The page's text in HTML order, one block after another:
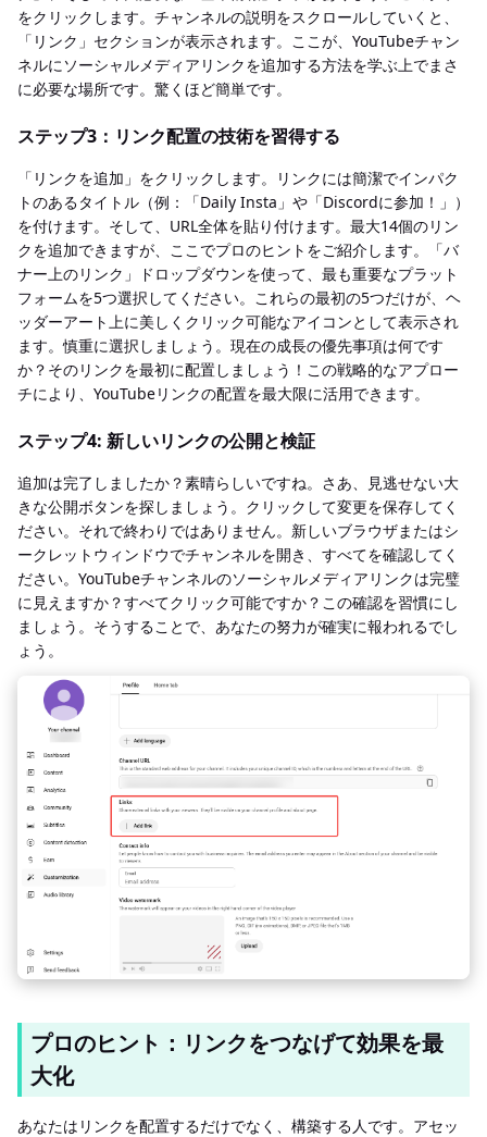
をクリックします。チャンネルの説明をスクロールしていくと、
「リンク」セクションが表示されます。ここが、YouTubeチャン
ネルにソーシャルメディアリンクを追加する方法を学ぶ上でまさ
に必要な場所です。驚くほど簡単です。
ステップ3：リンク配置の技術を習得する
「リンクを追加」をクリックします。リンクには簡潔でインパク
トのあるタイトル（例：「Daily Insta」や「Discordに参加！」）
を付けます。そして、URL全体を貼り付けます。最大14個のリン
クを追加できますが、ここでプロのヒントをご紹介します。「バ
ナー上のリンク」ドロップダウンを使って、最も重要なプラット
フォームを5つ選択してください。これらの最初の5つだけが、ヘ
ッダーアート上に美しくクリック可能なアイコンとして表示され
ます。慎重に選択しましょう。現在の成長の優先事項は何です
か？そのリンクを最初に配置しましょう！この戦略的なアプロー
チにより、YouTubeリンクの配置を最大限に活用できます。
ステップ4: 新しいリンクの公開と検証
追加は完了しましたか？素晴らしいですね。さあ、見逃せない大
きな公開ボタンを探しましょう。クリックして変更を保存してく
ださい。それで終わりではありません。新しいブラウザまたはシ
ークレットウィンドウでチャンネルを開き、すべてを確認してく
ださい。YouTubeチャンネルのソーシャルメディアリンクは完璧
に見えますか？すべてクリック可能ですか？この確認を習慣にし
ましょう。そうすることで、あなたの努力が確実に報われるでし
ょう。
プロのヒント：リンクをつなげて効果を最
大化
あなたはリンクを配置するだけでなく、構築する人です。アセッ